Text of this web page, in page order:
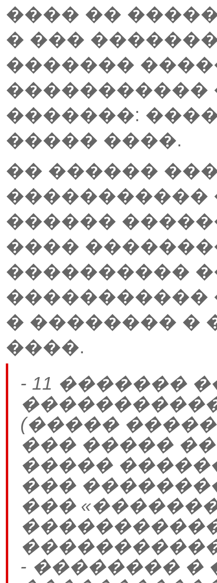
���� ��
� ��� �������
�������
�����������
�������:
����� ����.
�� ������
�����������
������
����
����������
�����������
� �������� �
����.
- 11 �������
(�����
��� �����
�����
���
���
- �������� �